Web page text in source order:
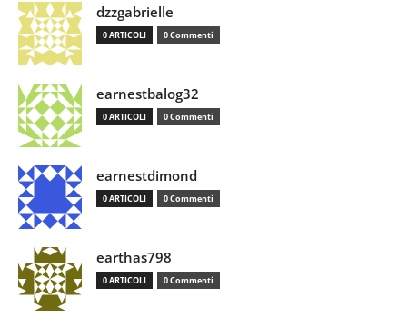
dzzgabrielle
0 ARTICOLI 0 Commenti
earnestbalog32
0 ARTICOLI 0 Commenti
earnestdimond
0 ARTICOLI 0 Commenti
earthas798
0 ARTICOLI 0 Commenti